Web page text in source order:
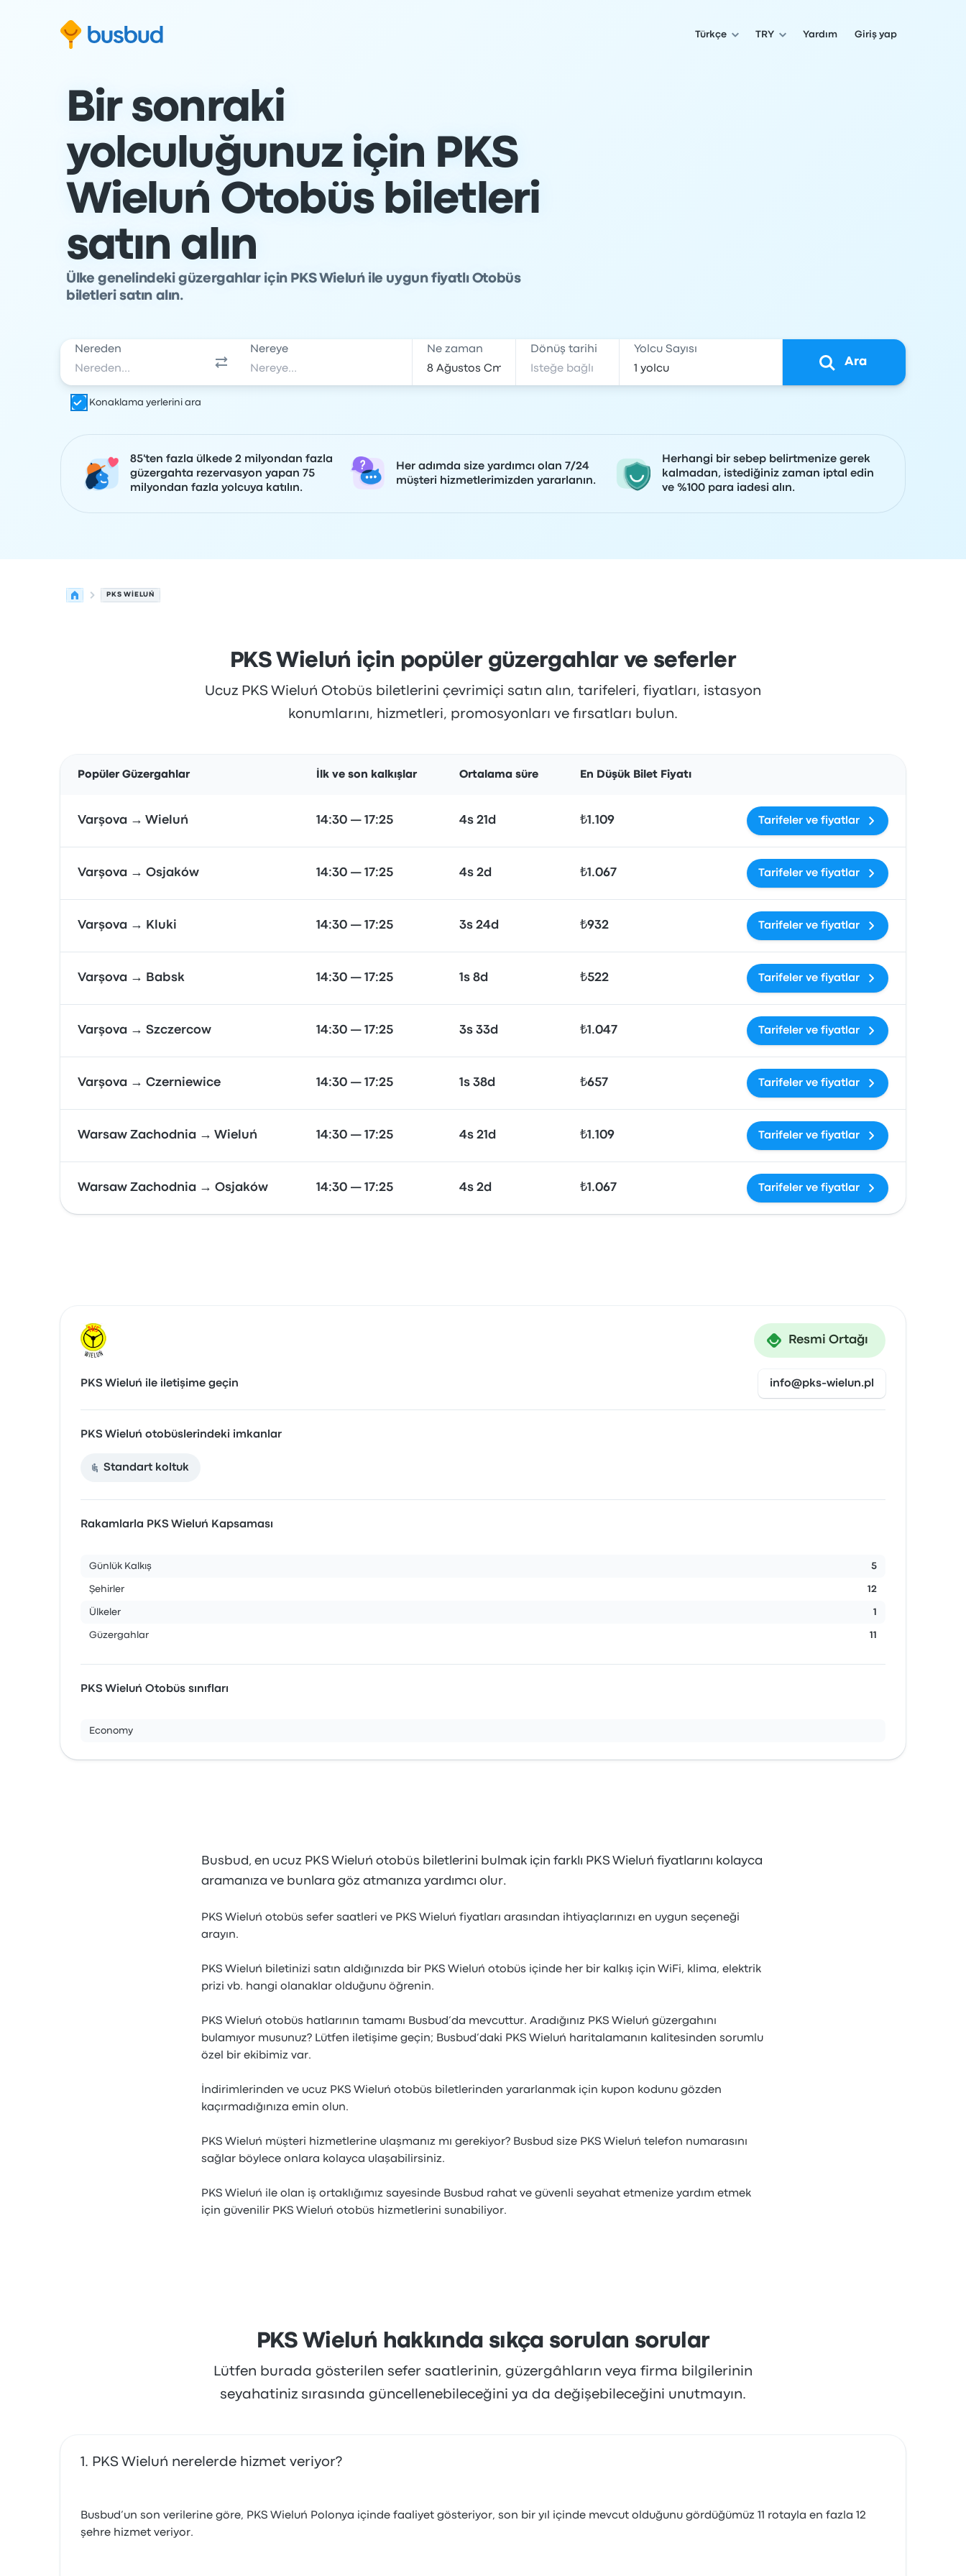
Arama formuna geç
İçeriğe geç
Alt bilgiye geç
Türkçe TRY Yardım Giriş yap
Bir sonraki
yolculuğunuz için PKS
Wieluń Otobüs biletleri
satın alın
Ülke genelindeki güzergahlar için PKS Wieluń ile uygun fiyatlı Otobüs
biletleri satın alın.
Nereden Nereye Ne zaman Dönüş tarihi Yolcu Sayısı
Ara
Konaklama yerlerini ara
85'ten fazla ülkede 2 milyondan fazla
güzergahta rezervasyon yapan 75
milyondan fazla yolcuya katılın.
Her adımda size yardımcı olan 7/24
müşteri hizmetlerimizden yararlanın.
Herhangi bir sebep belirtmenize gerek
kalmadan, istediğiniz zaman iptal edin
ve %100 para iadesi alın.
PKS WIELUŃ
PKS Wieluń için popüler güzergahlar ve seferler
Ucuz PKS Wieluń Otobüs biletlerini çevrimiçi satın alın, tarifeleri, fiyatları, istasyon
konumlarını, hizmetleri, promosyonları ve fırsatları bulun.
Popüler Güzergahlar İlk ve son kalkışlar Ortalama süre En Düşük Bilet Fiyatı
Varşova → Wieluń 14:30 — 17:25 4s 21d ₺1.109 Tarifeler ve fiyatlar
Varşova → Osjaków 14:30 — 17:25 4s 2d ₺1.067 Tarifeler ve fiyatlar
Varşova → Kluki 14:30 — 17:25 3s 24d ₺932 Tarifeler ve fiyatlar
Varşova → Babsk 14:30 — 17:25 1s 8d ₺522 Tarifeler ve fiyatlar
Varşova → Szczercow 14:30 — 17:25 3s 33d ₺1.047 Tarifeler ve fiyatlar
Varşova → Czerniewice 14:30 — 17:25 1s 38d ₺657 Tarifeler ve fiyatlar
Warsaw Zachodnia → Wieluń 14:30 — 17:25 4s 21d ₺1.109 Tarifeler ve fiyatlar
Warsaw Zachodnia → Osjaków 14:30 — 17:25 4s 2d ₺1.067 Tarifeler ve fiyatlar
Resmi Ortağı
PKS Wieluń ile iletişime geçin info@pks-wielun.pl
PKS Wieluń otobüslerindeki imkanlar
Standart koltuk
Rakamlarla PKS Wieluń Kapsaması
Günlük Kalkış 5
Şehirler 12
Ülkeler 1
Güzergahlar 11
PKS Wieluń Otobüs sınıfları
Economy
Busbud, en ucuz PKS Wieluń otobüs biletlerini bulmak için farklı PKS Wieluń fiyatlarını kolayca
aramanıza ve bunlara göz atmanıza yardımcı olur.
PKS Wieluń otobüs sefer saatleri ve PKS Wieluń fiyatları arasından ihtiyaçlarınızı en uygun seçeneği
arayın.
PKS Wieluń biletinizi satın aldığınızda bir PKS Wieluń otobüs içinde her bir kalkış için WiFi, klima, elektrik
prizi vb. hangi olanaklar olduğunu öğrenin.
PKS Wieluń otobüs hatlarının tamamı Busbud’da mevcuttur. Aradığınız PKS Wieluń güzergahını
bulamıyor musunuz? Lütfen iletişime geçin; Busbud’daki PKS Wieluń haritalamanın kalitesinden sorumlu
özel bir ekibimiz var.
İndirimlerinden ve ucuz PKS Wieluń otobüs biletlerinden yararlanmak için kupon kodunu gözden
kaçırmadığınıza emin olun.
PKS Wieluń müşteri hizmetlerine ulaşmanız mı gerekiyor? Busbud size PKS Wieluń telefon numarasını
sağlar böylece onlara kolayca ulaşabilirsiniz.
PKS Wieluń ile olan iş ortaklığımız sayesinde Busbud rahat ve güvenli seyahat etmenize yardım etmek
için güvenilir PKS Wieluń otobüs hizmetlerini sunabiliyor.
PKS Wieluń hakkında sıkça sorulan sorular
Lütfen burada gösterilen sefer saatlerinin, güzergâhların veya firma bilgilerinin
seyahatiniz sırasında güncellenebileceğini ya da değişebileceğini unutmayın.
PKS Wieluń nerelerde hizmet veriyor?
Busbud’un son verilerine göre, PKS Wieluń Polonya içinde faaliyet gösteriyor, son bir yıl içinde mevcut olduğunu gördüğümüz 11 rotayla en fazla 12
şehre hizmet veriyor.